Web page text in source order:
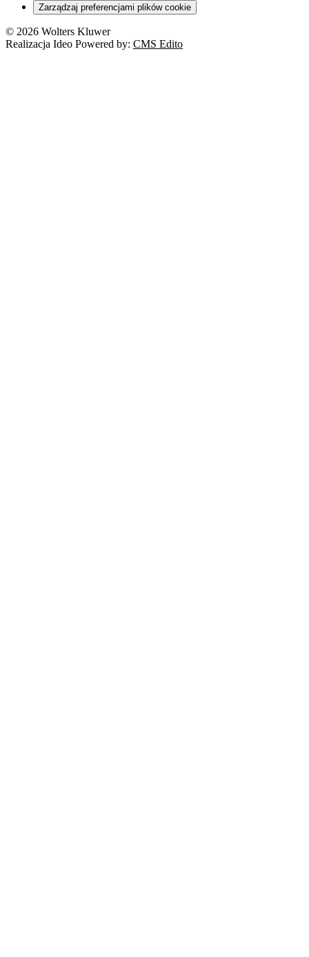
Zarządzaj preferencjami plików cookie
© 2026 Wolters Kluwer
Realizacja Ideo Powered by: CMS Edito